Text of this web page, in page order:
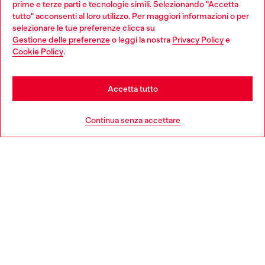
prime e terze parti e tecnologie simili. Selezionando "Accetta
tutto" acconsenti al loro utilizzo. Per maggiori informazioni o per
selezionare le tue preferenze clicca su
Gestione delle preferenzeo leggi la nostra Privacy Policye
Cookie Policy.
Continua senza accettare
Accetta tutto
giovani, donne, inclusione ed emergenze in tutto il mondo.
Choose your location
You are currently browsing Italia website, but it seems you may
be based in United States